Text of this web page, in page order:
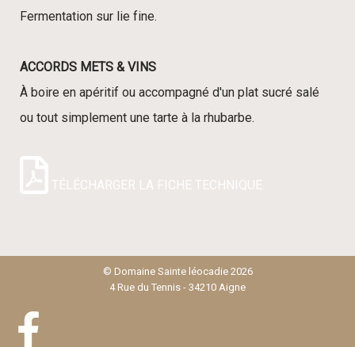
Fermentation sur lie fine.
ACCORDS METS & VINS
À boire en apéritif ou accompagné d'un plat sucré salé
ou tout simplement une tarte à la rhubarbe.
TÉLÉCHARGER LA FICHE TECHNIQUE
© Domaine Sainte léocadie 2026
4 Rue du Tennis - 34210 Aigne